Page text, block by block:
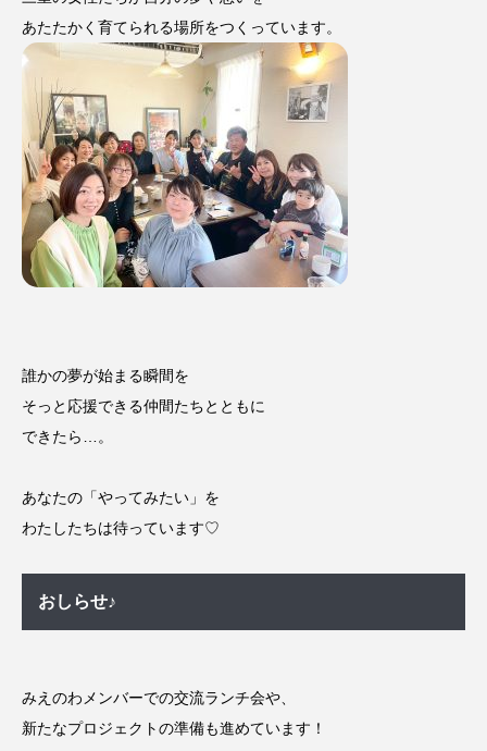
あたたかく育てられる場所をつくっています。
誰かの夢が始まる瞬間を
そっと応援できる仲間たちとともに
できたら…。
あなたの「やってみたい」を
わたしたちは待っています♡
おしらせ♪
みえのわメンバーでの交流ランチ会や、
新たなプロジェクトの準備も進めています！